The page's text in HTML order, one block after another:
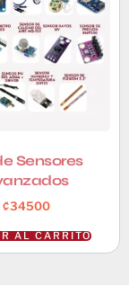
Sensores
₡34500
AL CARRITO